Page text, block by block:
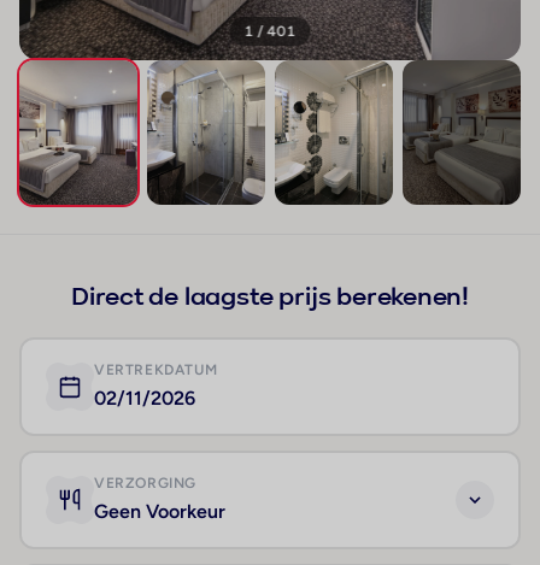
1 / 401
Direct de laagste prijs berekenen!
VERTREKDATUM
02/11/2026
VERZORGING
Geen Voorkeur